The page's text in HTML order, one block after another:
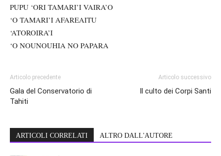
PUPU ‘ORI TAMARI’I VAIRA’O
‘O TAMARI’I AFAREAITU
‘ATOROIRA’I
‘O NOUNOUHIA NO PAPARA
Articolo precedente
Gala del Conservatorio di
Tahiti
Articolo successivo
Il culto dei Corpi Santi
ARTICOLI CORRELATI ALTRO DALL'AUTORE